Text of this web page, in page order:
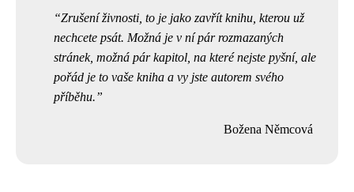
Zrušení živnosti, to je jako zavřít knihu, kterou už
nechcete psát. Možná je v ní pár rozmazaných
stránek, možná pár kapitol, na které nejste pyšní, ale
pořád je to vaše kniha a vy jste autorem svého
příběhu.
Božena Němcová